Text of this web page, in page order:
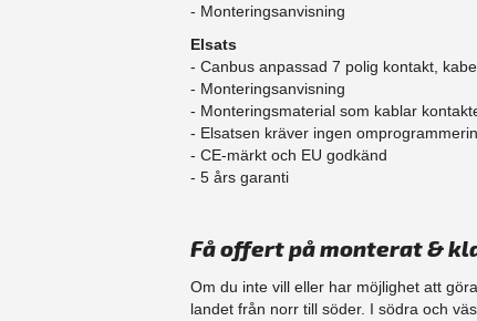
- Monteringsanvisning
Elsats
- Canbus anpassad 7 polig kontakt,
- Monteringsanvisning
- Monteringsmaterial som kablar
- Elsatsen kräver ingen
- CE-märkt och EU godkänd
​- 5 års garanti
Få offert på monterat &
Om du inte vill eller har möjlighet att
landet från norr till söder. I södra och